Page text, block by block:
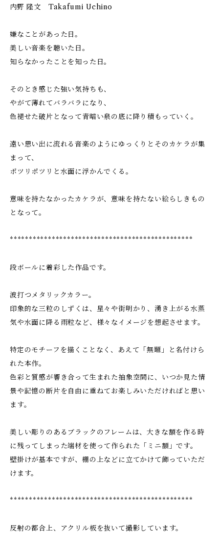
内野 隆文 Takafumi Uchino
嫌なことがあった日。
美しい音楽を聴いた日。
知らなかったことを知った日。
そのとき感じた強い気持ちも、
やがて薄れてバラバラになり、
色褪せた破片となって青暗い泉の底に降り積もっていく。
遠い思い出に流れる音楽のようにゆっくりとそのカケラが集
まって、
ポツリポツリと水面に浮かんでくる。
意味を持たなかったカケラが、意味を持たない絵らしきもの
となって。
************************************************
段ボールに着彩した作品です。
波打つメタリックカラー。
印象的な三粒のしずくは、星々や街明かり、湧き上がる水蒸
気や水面に降る雨粒など、様々なイメージを想起させます。
特定のモチーフを描くことなく、あえて「無題」と名付けら
れた本作。
色彩と質感が響き合って生まれた抽象空間に、いつか見た情
景や記憶の断片を自由に重ねてお楽しみいただければと思い
ます。
美しい彫りのあるブラックのフレームは、大きな額を作る時
に残ってしまった端材を使って作られた「ミニ額」です。
壁掛けが基本ですが、棚の上などに立てかけて飾っていただ
けます。
************************************************
反射の都合上、アクリル板を抜いて撮影しています。